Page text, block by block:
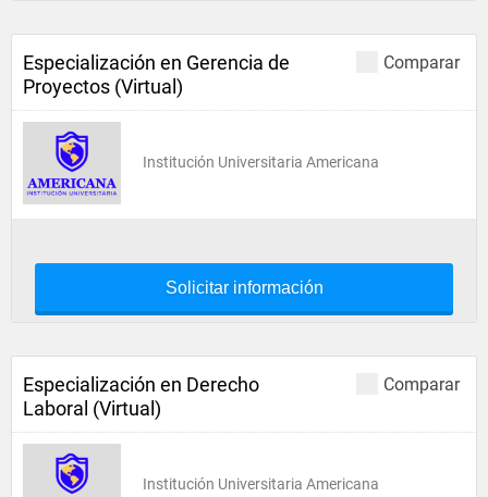
Comparar
Especialización en Gerencia de
Proyectos (Virtual)
Institución Universitaria Americana
Solicitar información
Comparar
Especialización en Derecho
Laboral (Virtual)
Institución Universitaria Americana